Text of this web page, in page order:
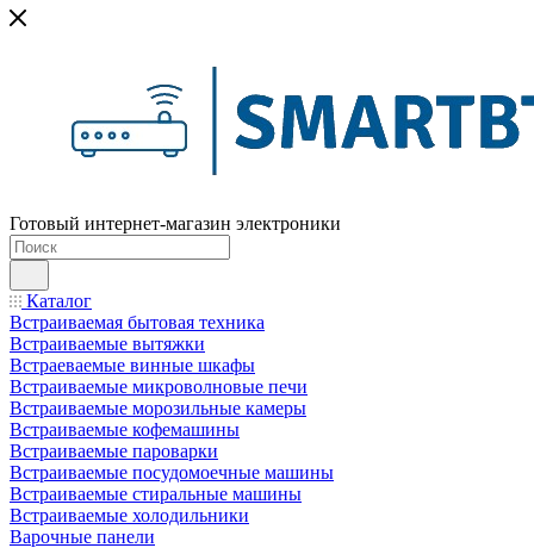
Готовый интернет-магазин электроники
Каталог
Встраиваемая бытовая техника
Встраиваемые вытяжки
Встраеваемые винные шкафы
Встраиваемые микроволновые печи
Встраиваемые морозильные камеры
Встраиваемые кофемашины
Встраиваемые пароварки
Встраиваемые посудомоечные машины
Встраиваемые стиральные машины
Встраиваемые холодильники
Варочные панели